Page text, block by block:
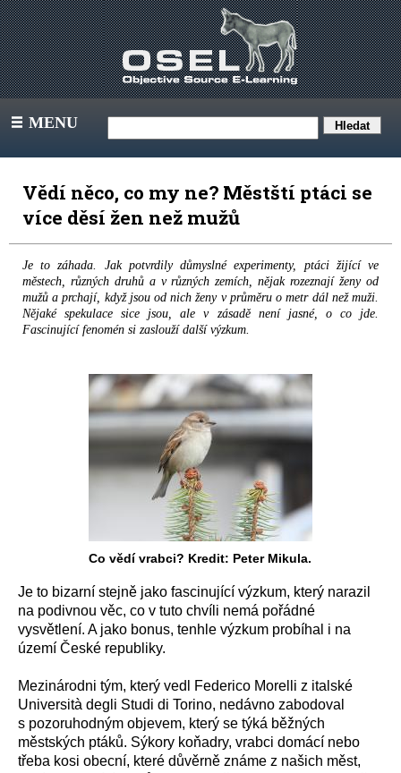
III MENU
Vědí něco, co my ne? Městští ptáci se
více děsí žen než mužů
Je to záhada. Jak potvrdily důmyslné experimenty, ptáci žijící ve
městech, různých druhů a v různých zemích, nějak rozeznají ženy od
mužů a prchají, když jsou od nich ženy v průměru o metr dál než muži.
Nějaké spekulace sice jsou, ale v zásadě není jasné, o co jde.
Fascinující fenomén si zaslouží další výzkum.
Co vědí vrabci? Kredit: Peter Mikula.
Je to bizarní stejně jako fascinující výzkum, který narazil
na podivnou věc, co v tuto chvíli nemá pořádné
vysvětlení. A jako bonus, tenhle výzkum probíhal i na
území České republiky.
Mezinárodni tým, který vedl Federico Morelli z italské
Università degli Studi di Torino, nedávno zabodoval
s pozoruhodným objevem, který se týká běžných
městských ptáků. Sýkory koňadry, vrabci domácí nebo
třeba kosi obecní, které důvěrně známe z našich měst,